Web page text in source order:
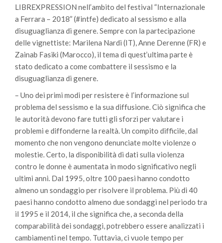
LIBREXPRESSION nell’ambito del festival “Internazionale
a Ferrara – 2018” (#intfe) dedicato al sessismo e alla
disuguaglianza di genere. Sempre con la partecipazione
delle vignettiste: Marilena Nardi (IT), Anne Derenne (FR) e
Zainab Fasiki (Marocco), il tema di quest’ultima parte è
stato dedicato a come combattere il sessismo e la
disuguaglianza di genere.
– Uno dei primi modi per resistere è l’informazione sul
problema del sessismo e la sua diffusione. Ciò significa che
le autorità devono fare tutti gli sforzi per valutare i
problemi e diffonderne la realtà. Un compito difficile, dal
momento che non vengono denunciate molte violenze o
molestie. Certo, la disponibilità di dati sulla violenza
contro le donne è aumentata in modo significativo negli
ultimi anni. Dal 1995, oltre 100 paesi hanno condotto
almeno un sondaggio per risolvere il problema. Più di 40
paesi hanno condotto almeno due sondaggi nel periodo tra
il 1995 e il 2014, il che significa che, a seconda della
comparabilità dei sondaggi, potrebbero essere analizzati i
cambiamenti nel tempo. Tuttavia, ci vuole tempo per